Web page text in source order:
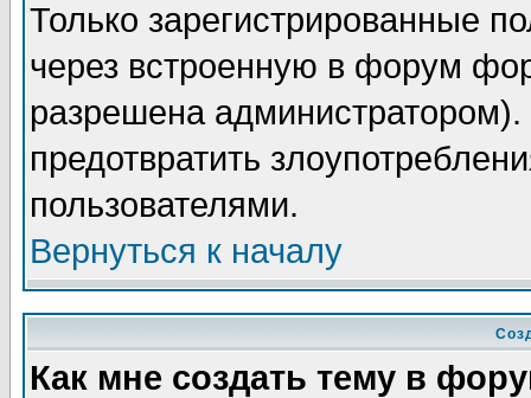
Только зарегистрированные
через встроенную в форум
разрешена
предотвратить
пользователями.
Вернуться к началу
Как мне создать тему в